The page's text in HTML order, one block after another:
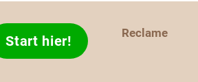
Start hier! Reclame